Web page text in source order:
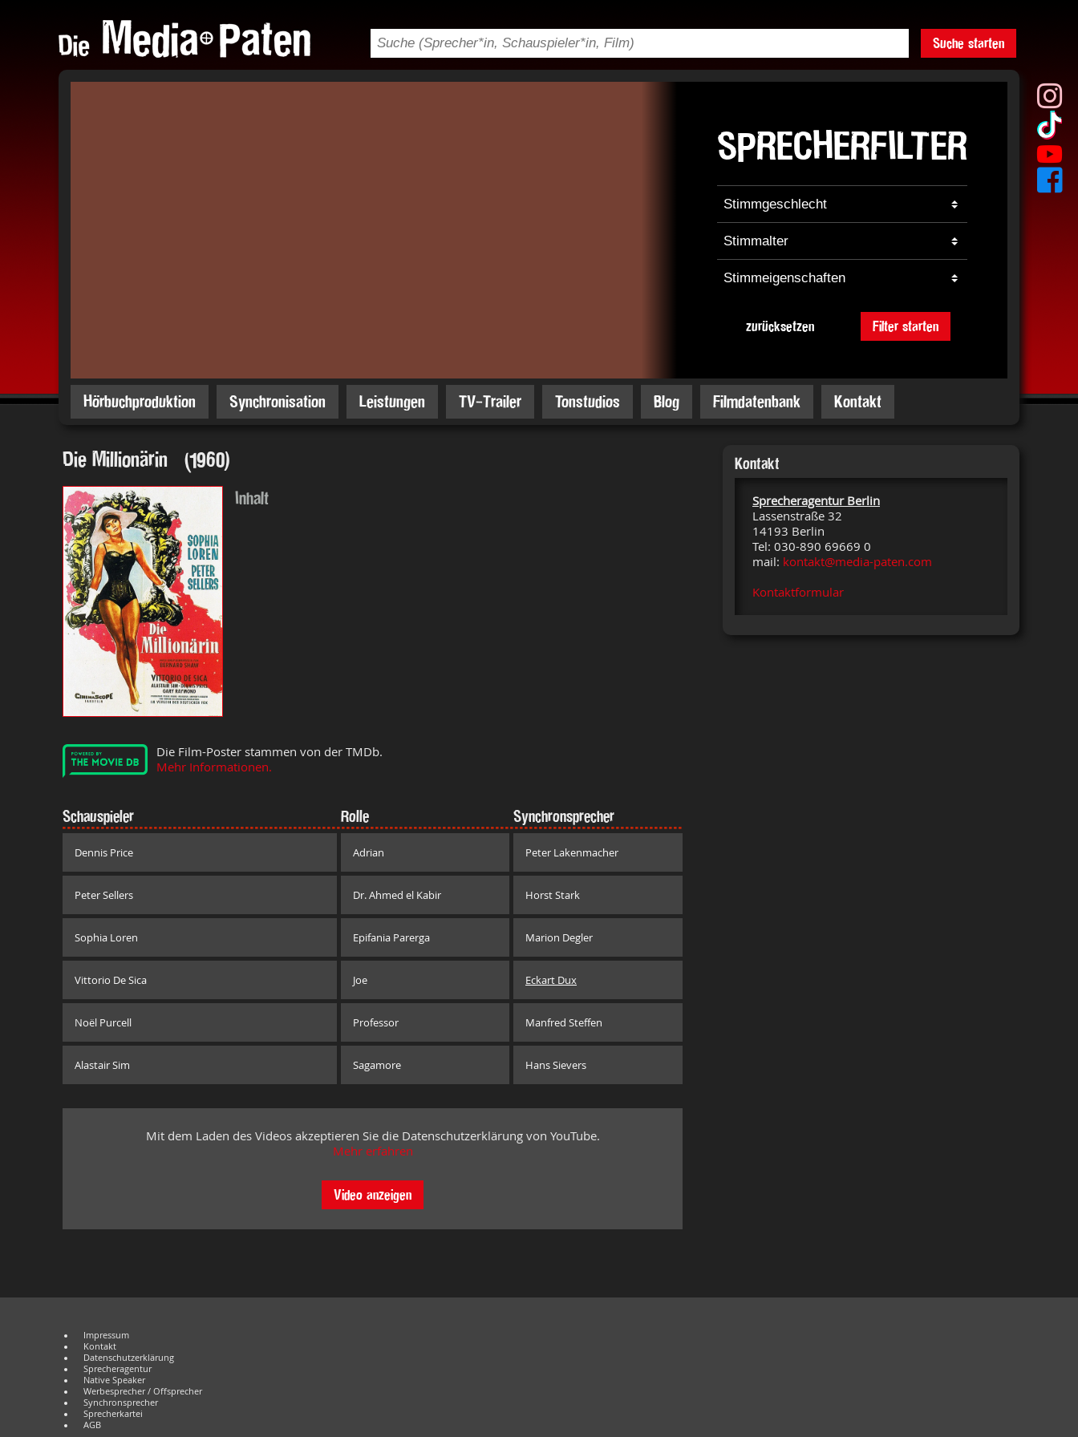
Suche starten
SPRECHERFILTER
zurücksetzen Filter starten
Hörbuchproduktion Synchronisation Leistungen TV-Trailer Tonstudios Blog Filmdatenbank Kontakt
Die Millionärin (1960)
Inhalt
Die Film-Poster stammen von der TMDb.
Mehr Informationen.
Schauspieler Rolle Synchronsprecher
Dennis Price Adrian Peter Lakenmacher
Peter Sellers Dr. Ahmed el Kabir Horst Stark
Sophia Loren Epifania Parerga Marion Degler
Vittorio De Sica Joe Eckart Dux
Noël Purcell Professor Manfred Steffen
Alastair Sim Sagamore Hans Sievers
Mit dem Laden des Videos akzeptieren Sie die Datenschutzerklärung von YouTube.
Mehr erfahren
Video anzeigen
Kontakt
Sprecheragentur Berlin
Lassenstraße 32
14193 Berlin
Tel: 030-890 69669 0
mail: kontakt@media-paten.com
Kontaktformular
Impressum
Kontakt
Datenschutzerklärung
Sprecheragentur
Native Speaker
Werbesprecher / Offsprecher
Synchronsprecher
Sprecherkartei
AGB